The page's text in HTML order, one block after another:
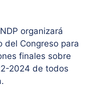
organizará
del Congreso para
finales sobre
2024 de todos